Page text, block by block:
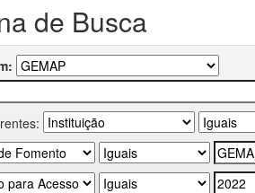
de Busca